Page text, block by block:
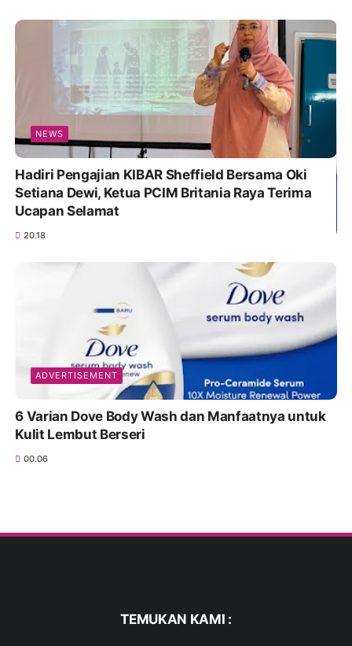
NEWS
Hadiri Pengajian KIBAR Sheffield Bersama Oki
Setiana Dewi, Ketua PCIM Britania Raya Terima
Ucapan Selamat
20.18
ADVERTISEMENT
6 Varian Dove Body Wash dan Manfaatnya untuk
Kulit Lembut Berseri
00.06
TEMUKAN KAMI :